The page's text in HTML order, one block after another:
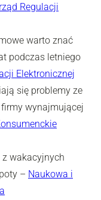
Regulacji
warto znać
podczas letniego
Elektronicznej
się problemy ze
wynajmującej
wakacyjnych
– Naukowa i